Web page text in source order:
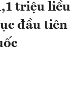
triệu liều
đầu tiên